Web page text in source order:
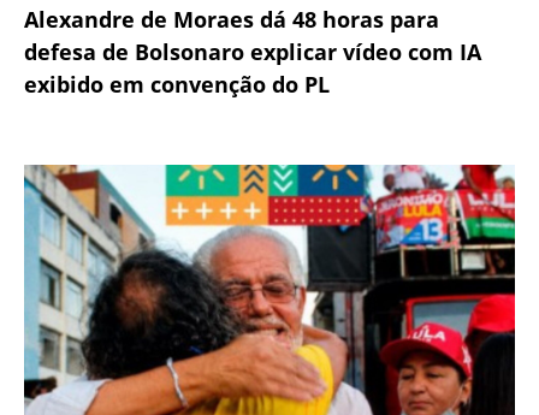
Alexandre de Moraes dá 48 horas para
defesa de Bolsonaro explicar vídeo com IA
exibido em convenção do PL